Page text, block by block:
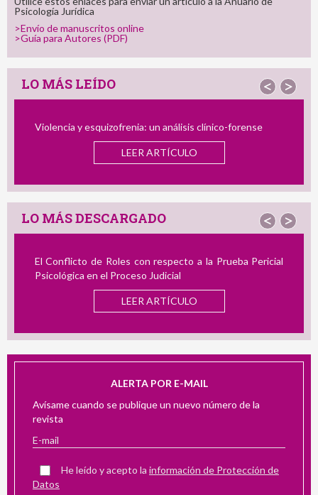
Psicología Jurídica
>Envío de manuscritos online
>Guía para Autores (PDF)
LO MÁS LEÍDO < >
Violencia y esquizofrenia: un análisis clínico-forense
LEER ARTÍCULO
LO MÁS DESCARGADO < >
El Conflicto de Roles con respecto a la Prueba Pericial
Psicológica en el Proceso Judicial
LEER ARTÍCULO
ALERTA POR E-MAIL
Avísame cuando se publique un nuevo número de la
revista
He leído y acepto la información de Protección de
Datos